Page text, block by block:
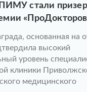
ПИМУ стали
основанная на
высокий
уровень
клиники
медицинского